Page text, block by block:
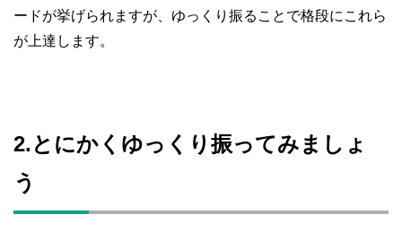
ードが挙げられますが、ゆっくり振ることで格段にこれら
が上達します。
2.とにかくゆっくり振ってみましょ
う